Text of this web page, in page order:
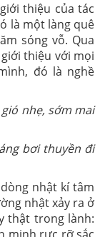
thiệu của tác
là một làng quê
sóng vỗ. Qua
thiệu với mọi
đó là nghề
nhẹ, sớm mai
bơi thuyền đi
nhật kí tâm
nhật xảy ra ở
thật trong lành: